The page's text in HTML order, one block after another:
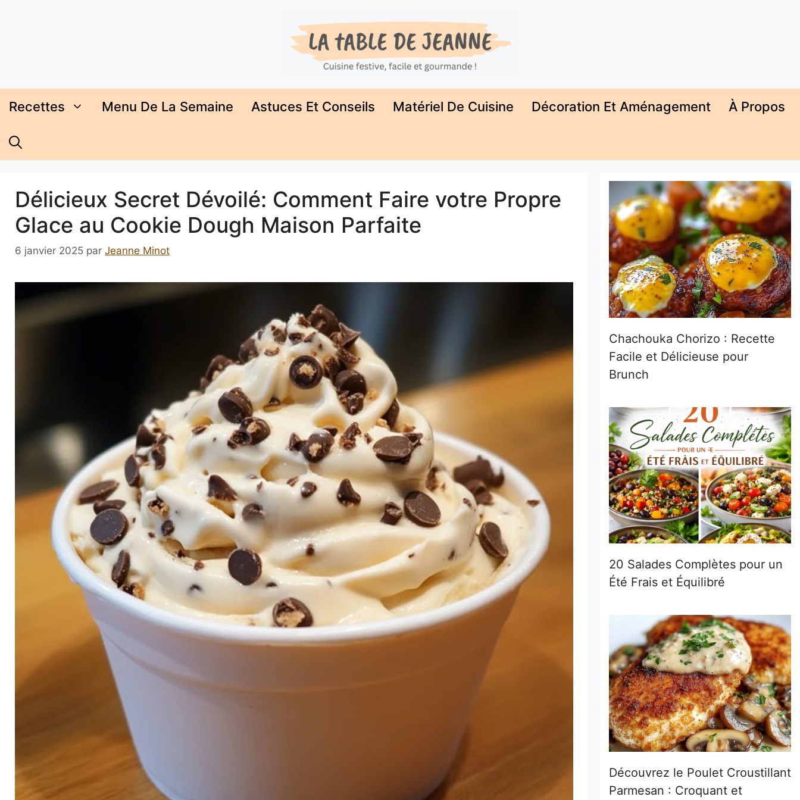
Recettes Menu De La Semaine Astuces Et Conseils Matériel De Cuisine Décoration Et Aménagement À Propos
Délicieux Secret Dévoilé: Comment Faire votre Propre
Glace au Cookie Dough Maison Parfaite
6 janvier 2025 par Jeanne Minot
Chachouka Chorizo : Recette
Facile et Délicieuse pour
Brunch
20 Salades Complètes pour un
Été Frais et Équilibré
Découvrez le Poulet Croustillant
Parmesan : Croquant et